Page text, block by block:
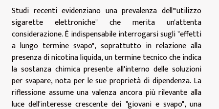
Studi recenti evidenziano una prevalenza dell'"utilizzo
sigarette elettroniche" che merita un'attenta
considerazione. È indispensabile interrogarsi sugli "effetti
a lungo termine svapo", soprattutto in relazione alla
presenza di nicotina liquida, un termine tecnico che indica
la sostanza chimica presente all'interno delle soluzioni
per svapare, nota per le sue proprietà di dipendenza. La
riflessione assume una valenza ancora più rilevante alla
luce dell'interesse crescente dei "giovani e svapo", una